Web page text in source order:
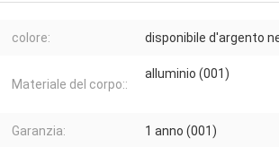
colore: disponibile d'argento
Materiale del corpo::
alluminio (001)
Garanzia: 1 anno (001)